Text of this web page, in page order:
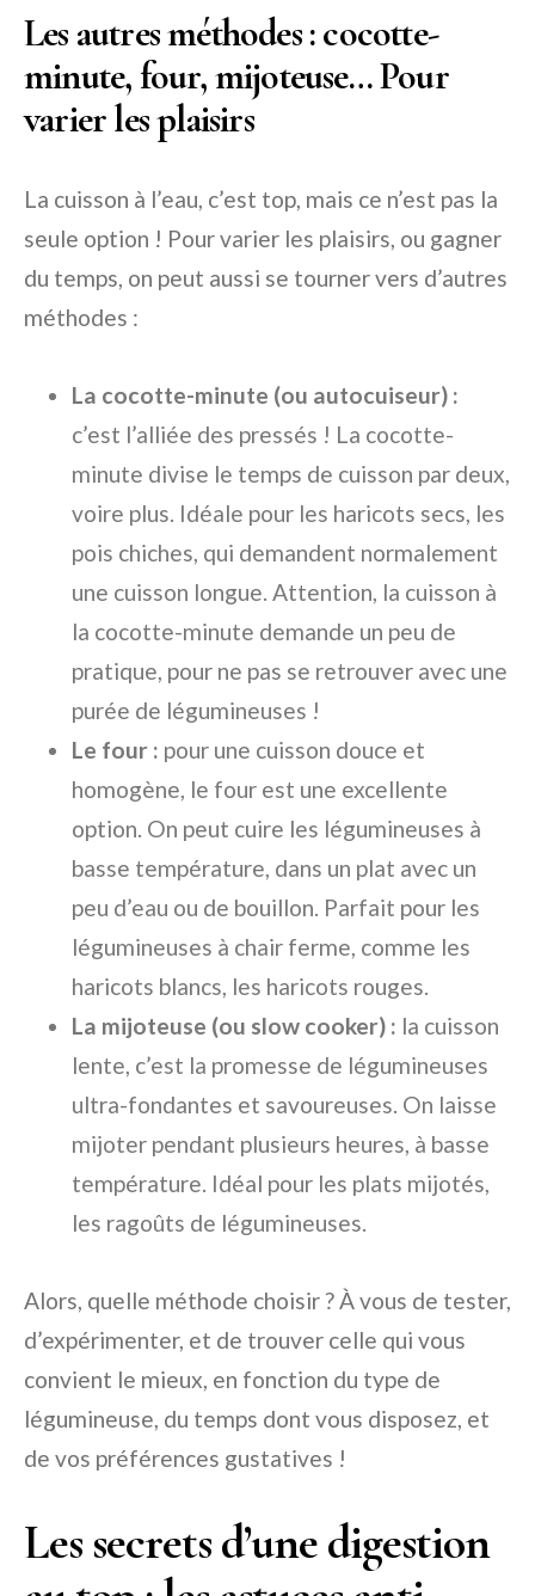
Les autres méthodes : cocotte-
minute, four, mijoteuse… Pour
varier les plaisirs
La cuisson à l’eau, c’est top, mais ce n’est pas la
seule option ! Pour varier les plaisirs, ou gagner
du temps, on peut aussi se tourner vers d’autres
méthodes :
La cocotte-minute (ou autocuiseur) :
c’est l’alliée des pressés ! La cocotte-
minute divise le temps de cuisson par deux,
voire plus. Idéale pour les haricots secs, les
pois chiches, qui demandent normalement
une cuisson longue. Attention, la cuisson à
la cocotte-minute demande un peu de
pratique, pour ne pas se retrouver avec une
purée de légumineuses !
Le four : pour une cuisson douce et
homogène, le four est une excellente
option. On peut cuire les légumineuses à
basse température, dans un plat avec un
peu d’eau ou de bouillon. Parfait pour les
légumineuses à chair ferme, comme les
haricots blancs, les haricots rouges.
La mijoteuse (ou slow cooker) : la cuisson
lente, c’est la promesse de légumineuses
ultra-fondantes et savoureuses. On laisse
mijoter pendant plusieurs heures, à basse
température. Idéal pour les plats mijotés,
les ragoûts de légumineuses.
Alors, quelle méthode choisir ? À vous de tester,
d’expérimenter, et de trouver celle qui vous
convient le mieux, en fonction du type de
légumineuse, du temps dont vous disposez, et
de vos préférences gustatives !
Les secrets d’une digestion